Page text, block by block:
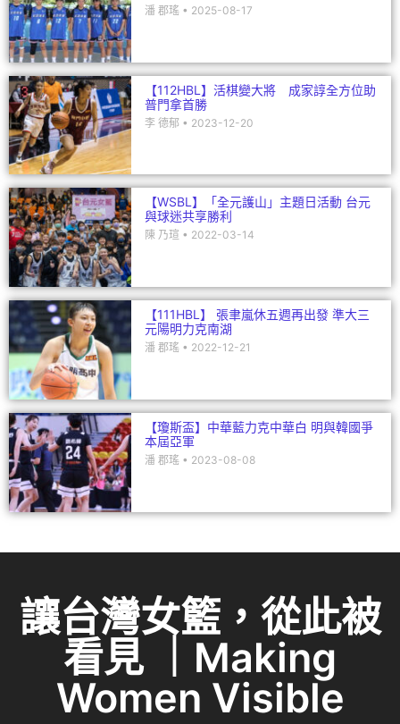
潘 郡瑤 2025-08-17
【112HBL】活棋變大將 成家諄全方位助
普門拿首勝
李 德郁 2023-12-20
【WSBL】「全元護山」主題日活動 台元
與球迷共享勝利
陳 乃瑄 2022-03-14
【111HBL】 張聿嵐休五週再出發 準大三
元陽明力克南湖
潘 郡瑤 2022-12-21
【瓊斯盃】中華藍力克中華白 明與韓國爭
本屆亞軍
潘 郡瑤 2023-08-08
讓台灣女籃，從此被
看見 ｜Making
Women Visible